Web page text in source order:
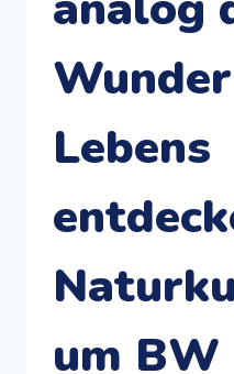
Lebens
um BW